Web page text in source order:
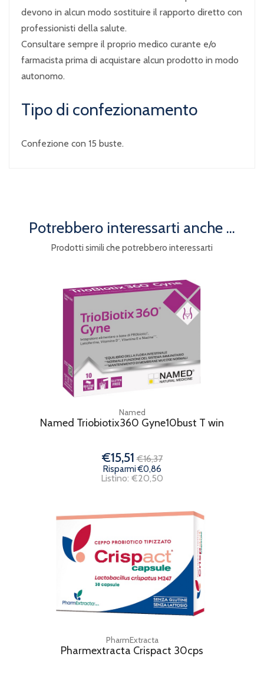
devono in alcun modo sostituire il rapporto diretto con
professionisti della salute.
Consultare sempre il proprio medico curante e/o
farmacista prima di acquistare alcun prodotto in modo
autonomo.
Tipo di confezionamento
Confezione con 15 buste.
Potrebbero interessarti anche ...
Prodotti simili che potrebbero interessarti
Named
Named Triobiotix360 Gyne10bust T win
€15,51 €16,37
Risparmi €0,86
Listino: €20,50
PharmExtracta
Pharmextracta Crispact 30cps